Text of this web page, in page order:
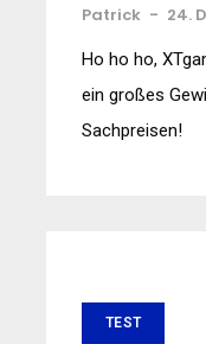
Patrick - 24.
Ho ho ho,
ein großes
Sachpreisen!
TEST